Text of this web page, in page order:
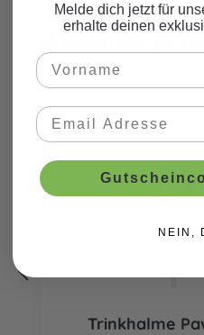
Produktgalerie
Ähnliche
Trinkhalme
Melde dich jetzt für
erhalte deinen
NEIN,